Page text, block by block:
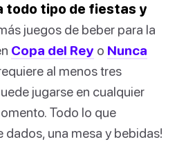
todo tipo de fiestas y
juegos de beber para la
Copa del Rey o Nunca
al menos tres
jugarse en cualquier
Todo lo que
dados, una mesa y bebidas!